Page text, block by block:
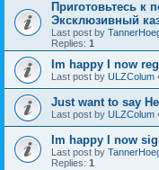
Приготовьтесь к
Эксклюзивный
Last post by
Replies: 1
Im happy I now
Last post by ULZColum
Just want to say
Last post by ULZColum
Im happy I now
Last post by
Replies: 1